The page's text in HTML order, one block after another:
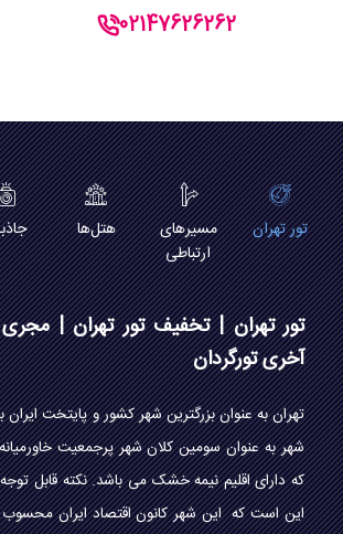
02147626262
تور تهران
مسیرهای
ارتباطی
هتل‌ها
تور تهران | تخفیف تور تهران |
آخری تورگردان
تهران به عنوان بزرگترین شهر کشور و پایتخت
شهر به عنوان سومین کلان شهر پرجمعیت
که دارای اقلیم نیمه خشک می باشد. نکته قابل
این است که این شهر کانون اقتصاد ایران